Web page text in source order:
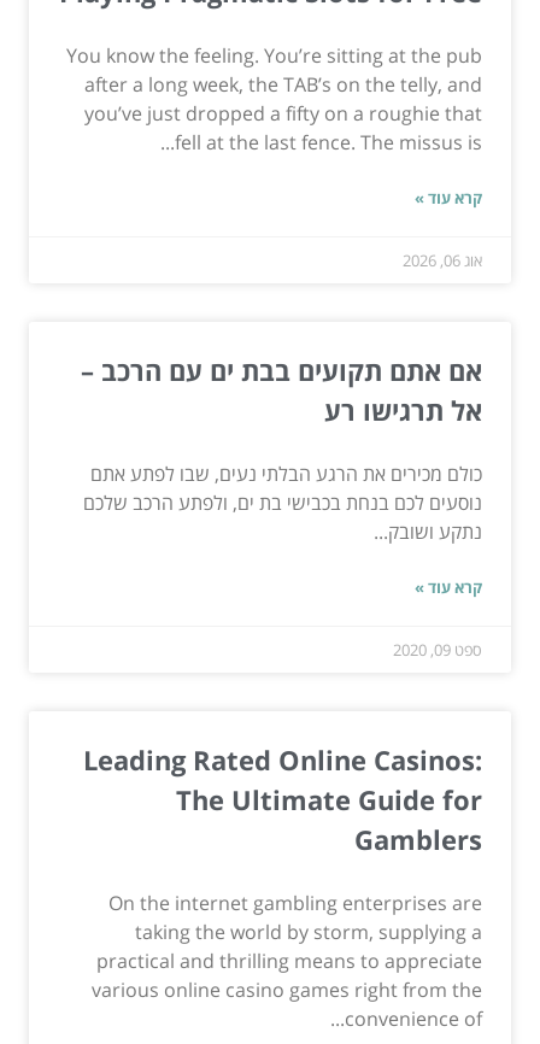
You know the feeling. You’re sitting at the pub
after a long week, the TAB’s on the telly, and
you’ve just dropped a fifty on a roughie that
fell at the last fence. The missus is...
קרא עוד »
אוג 06, 2026
אם אתם תקועים בבת ים עם הרכב –
אל תרגישו רע
כולם מכירים את הרגע הבלתי נעים, שבו לפתע אתם
נוסעים לכם בנחת בכבישי בת ים, ולפתע הרכב שלכם
נתקע ושובק...
קרא עוד »
ספט 09, 2020
Leading Rated Online Casinos:
The Ultimate Guide for
Gamblers
On the internet gambling enterprises are
taking the world by storm, supplying a
practical and thrilling means to appreciate
various online casino games right from the
convenience of...